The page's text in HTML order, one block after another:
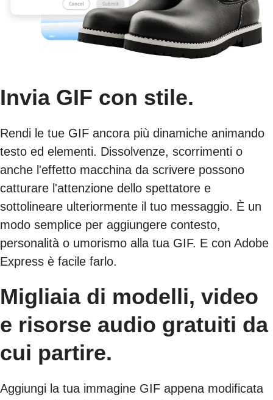
Invia GIF con stile.
Rendi le tue GIF ancora più dinamiche animando
testo ed elementi. Dissolvenze, scorrimenti o
anche l'effetto macchina da scrivere possono
catturare l'attenzione dello spettatore e
sottolineare ulteriormente il tuo messaggio. È un
modo semplice per aggiungere contesto,
personalità o umorismo alla tua GIF. E con Adobe
Express è facile farlo.
Migliaia di modelli, video
e risorse audio gratuiti da
cui partire.
Aggiungi la tua immagine GIF appena modificata